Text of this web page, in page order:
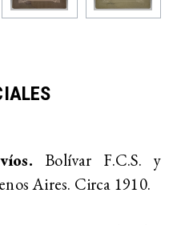
Bolívar F.C.S. y
Aires. Circa 1910.